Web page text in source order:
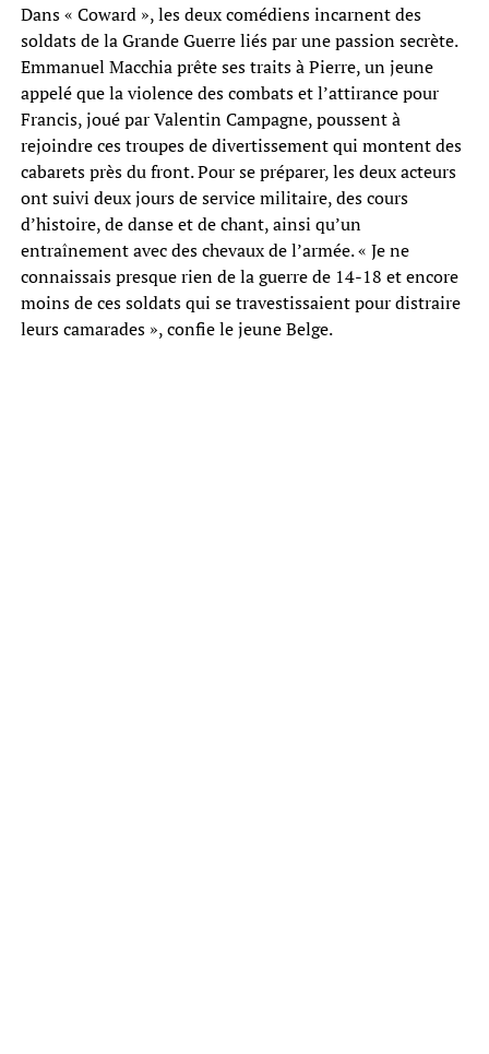
Dans « Coward », les deux comédiens incarnent des
soldats de la Grande Guerre liés par une passion secrète.
Emmanuel Macchia prête ses traits à Pierre, un jeune
appelé que la violence des combats et l’attirance pour
Francis, joué par Valentin Campagne, poussent à
rejoindre ces troupes de divertissement qui montent des
cabarets près du front. Pour se préparer, les deux acteurs
ont suivi deux jours de service militaire, des cours
d’histoire, de danse et de chant, ainsi qu’un
entraînement avec des chevaux de l’armée. « Je ne
connaissais presque rien de la guerre de 14-18 et encore
moins de ces soldats qui se travestissaient pour distraire
leurs camarades », confie le jeune Belge.